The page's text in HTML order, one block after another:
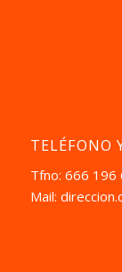
TELÉFONO
Tfno: 666
Mail: